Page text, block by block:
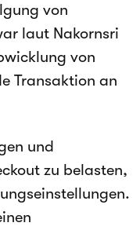
von
laut Nakornsri
von
Transaktion an
und
zu belasten,